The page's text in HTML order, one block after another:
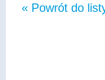
« Powrót do